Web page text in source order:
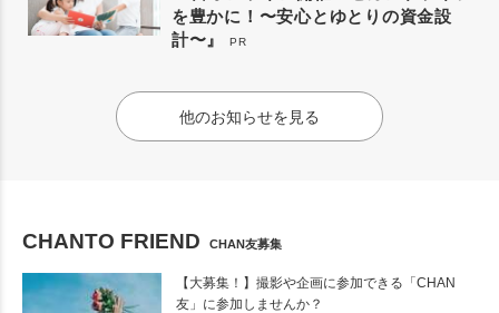
を豊かに！〜安心とゆとりの資金設
計〜』
PR
他のお知らせを見る
CHANTO FRIEND CHAN友募集
【大募集！】撮影や企画に参加できる「CHAN
友」に参加しませんか？